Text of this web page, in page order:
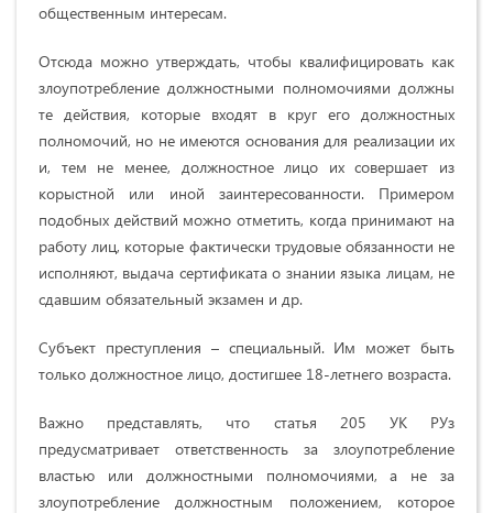
общественным интересам.
Отсюда можно утверждать, чтобы квалифицировать как
злоупотребление должностными полномочиями должны
те действия, которые входят в круг его должностных
полномочий, но не имеются основания для реализации их
и, тем не менее, должностное лицо их совершает из
корыстной или иной заинтересованности. Примером
подобных действий можно отметить, когда принимают на
работу лиц, которые фактически трудовые обязанности не
исполняют, выдача сертификата о знании языка лицам, не
сдавшим обязательный экзамен и др.
Субъект преступления – специальный. Им может быть
только должностное лицо, достигшее 18-летнего возраста.
Важно представлять, что статья 205 УК РУз
предусматривает ответственность за злоупотребление
властью или должностными полномочиями, а не за
злоупотребление должностным положением, которое